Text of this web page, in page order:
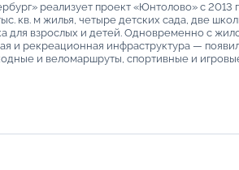
реализует проект «Юнтолово» с 2013
кв. м жилья, четыре детских сада, две
для взрослых и детей. Одновременно с
и рекреационная инфраструктура —
и веломаршруты, спортивные и